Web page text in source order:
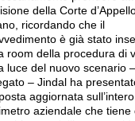
della Corte
ricordando che il
è già stato
room della procedura di
luce del nuovo scenario
– Jindal ha
aggiornata sull’intero
aziendale che tiene